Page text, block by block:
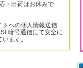
・出荷はお休みで
トへの個人情報送信
暗号通信にて安全に
ます。